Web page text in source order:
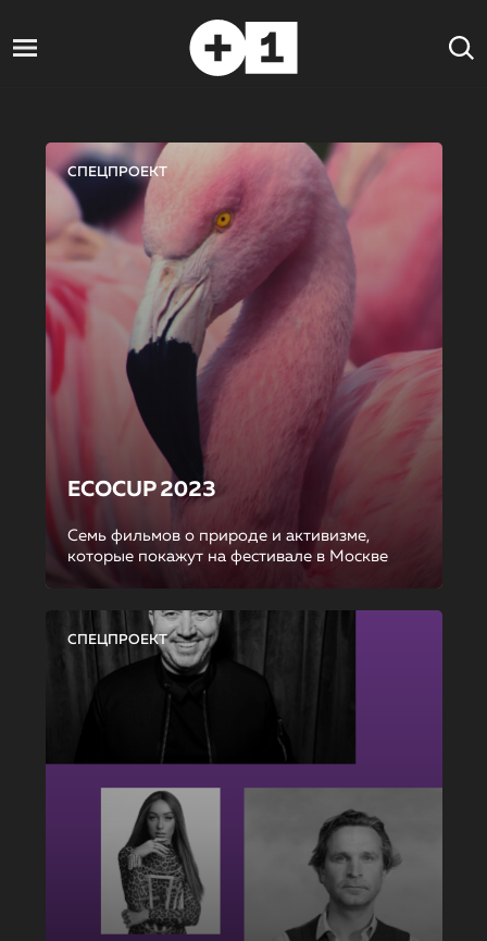
СПЕЦПРОЕКТ
ECOCUP 2023
Семь фильмов о природе и активизме,
которые покажут на фестивале в Москве
СПЕЦПРОЕКТ